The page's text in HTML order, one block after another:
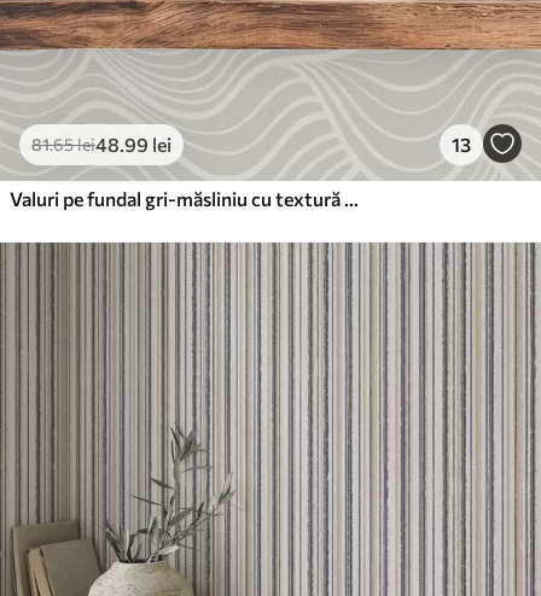
81.65lei48.99 lei 13
Valuri pe fundal gri-măsliniu cu textură de țesătură